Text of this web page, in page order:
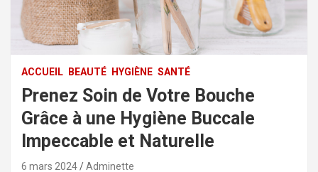
ACCUEIL BEAUTÉ HYGIÈNE SANTÉ
Prenez Soin de Votre Bouche
Grâce à une Hygiène Buccale
Impeccable et Naturelle
6 mars 2024 Adminette